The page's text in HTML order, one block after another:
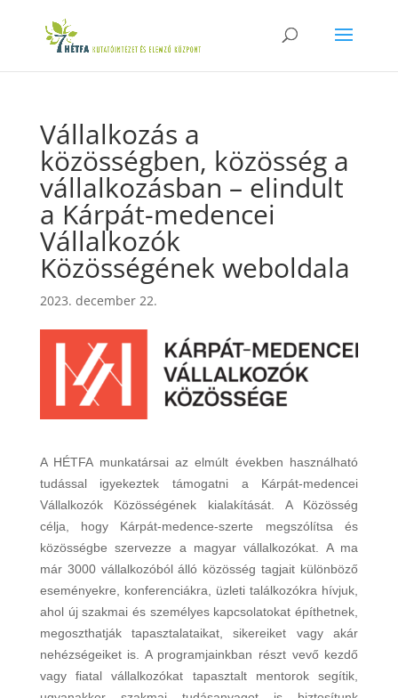
Vállalkozás a
közösségben, közösség a
vállalkozásban – elindult
a Kárpát-medencei
Vállalkozók
Közösségének weboldala
2023. december 22.
A HÉTFA munkatársai az elmúlt években használható
tudással igyekeztek támogatni a Kárpát-medencei
Vállalkozók Közösségének kialakítását. A Közösség
célja, hogy Kárpát-medence-szerte megszólítsa és
közösségbe szervezze a magyar vállalkozókat. A ma
már 3000 vállalkozóból álló közösség tagjait különböző
eseményekre, konferenciákra, üzleti találkozókra hívjuk,
ahol új szakmai és személyes kapcsolatokat építhetnek,
megoszthatják tapasztalataikat, sikereiket vagy akár
nehézségeiket is. A programjainkban részt vevő kezdő
vagy fiatal vállalkozókat tapasztalt mentorok segítik,